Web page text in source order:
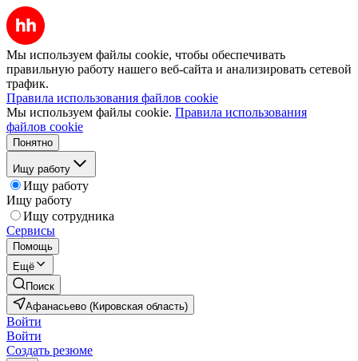
Мы используем файлы cookie, чтобы обеспечивать
правильную работу нашего веб-сайта и анализировать сетевой
трафик.
Правила использования файлов cookie
Мы используем файлы cookie. Правила использования
файлов cookie
Понятно
Ищу работу
Ищу работу
Ищу работу
Ищу сотрудника
Сервисы
Помощь
Ещё
Поиск
Афанасьево (Кировская область)
Войти
Войти
Создать резюме